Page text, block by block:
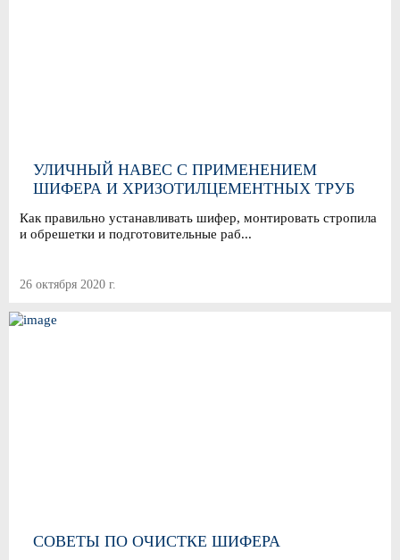
УЛИЧНЫЙ НАВЕС С ПРИМЕНЕНИЕМ
ШИФЕРА И ХРИЗОТИЛЦЕМЕНТНЫХ ТРУБ
Как правильно устанавливать шифер, монтировать стропила
и обрешетки и подготовительные раб...
26 октября 2020 г.
СОВЕТЫ ПО ОЧИСТКЕ ШИФЕРА